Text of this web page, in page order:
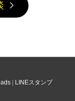
LINEスタンプ